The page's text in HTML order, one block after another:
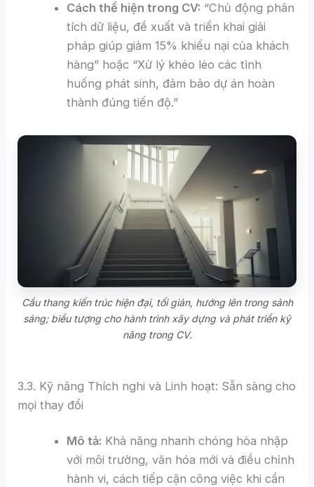
Cách thể hiện trong CV: “Chủ động phân
tích dữ liệu, đề xuất và triển khai giải
pháp giúp giảm 15% khiếu nại của khách
hàng” hoặc “Xử lý khéo léo các tình
huống phát sinh, đảm bảo dự án hoàn
thành đúng tiến độ.”
Cầu thang kiến trúc hiện đại, tối giản, hướng lên trong sảnh
sáng; biểu tượng cho hành trình xây dựng và phát triển kỹ
năng trong CV.
3.3. Kỹ năng Thích nghi và Linh hoạt: Sẵn sàng cho
mọi thay đổi
Mô tả: Khả năng nhanh chóng hòa nhập
với môi trường, văn hóa mới và điều chỉnh
hành vi, cách tiếp cận công việc khi cần